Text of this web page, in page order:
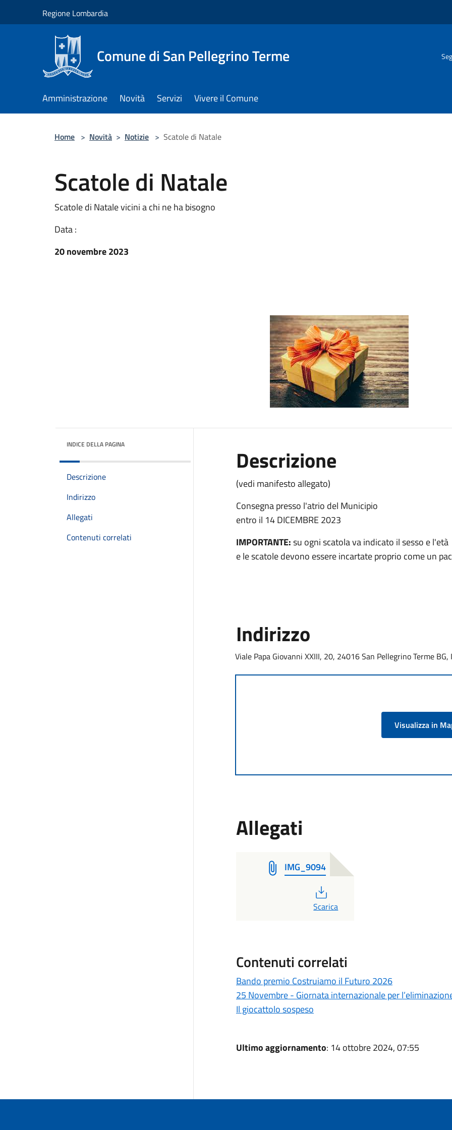
Regione Lombardia
Comune di San Pellegrino Terme
Amministrazione Novità Servizi Vivere il Comune
Home > Novità > Notizie > Scatole di Natale
Scatole di Natale
Scatole di Natale vicini a chi ne ha bisogno
Data :
20 novembre 2023
INDICE DELLA PAGINA
Descrizione
Indirizzo
Allegati
Contenuti correlati
Descrizione
(vedi manifesto allegato)
Consegna presso l'atrio del Municipio
entro il 14 DICEMBRE 2023
IMPORTANTE:su ogni scatola va indicato il sesso e l'età
e le scatole devono essere incartate proprio come un
Indirizzo
Viale Papa Giovanni XXIII, 20, 24016 San Pellegrino Terme BG,
Visualizza in
Allegati
IMG_9094
PDF
Scarica
Contenuti correlati
Bando premio Costruiamo il Futuro 2026
25 Novembre - Giornata internazionale per
Il giocattolo sospeso
Ultimo aggiornamento: 14 ottobre 2024, 07:55